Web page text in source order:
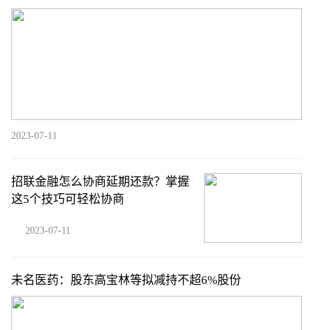
2023-07-11
招联金融怎么协商延期还款？掌握
这5个技巧可轻松协商
2023-07-11
未名医药：股东高宝林等拟减持不超6%股份